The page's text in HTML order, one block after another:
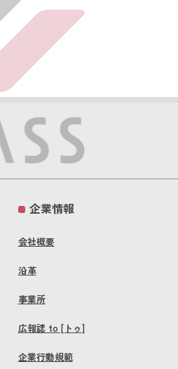
企業情報
会社概要
沿革
事業所
広報誌 to [トゥ]
企業行動規範